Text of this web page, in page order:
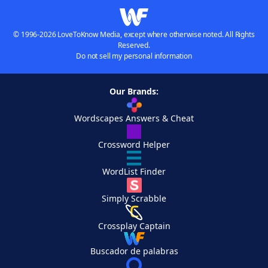
© 1996-2026 LoveToKnow Media, except where otherwise noted. All Rights
Reserved.
Do not sell my personal information
Our Brands:
Wordscapes Answers & Cheat
Crossword Helper
WordList Finder
Simply Scrabble
Crossplay Captain
Buscador de palabras